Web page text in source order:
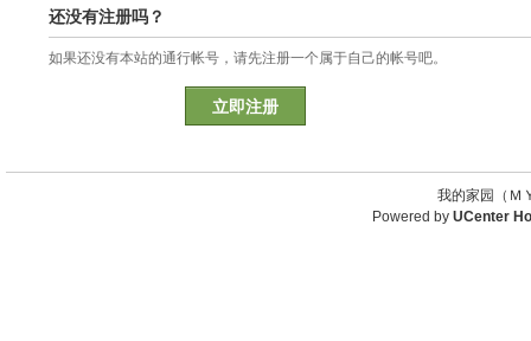
还没有注册吗？
如果还没有本站的通行帐号，请先注册一个属于自己的帐号吧。
立即注册
我的家园（
Powered by UCenter